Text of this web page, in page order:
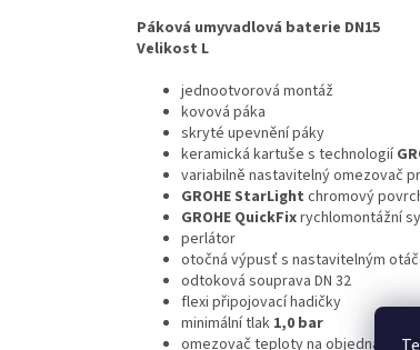
Páková umyvadlová baterie DN15
Velikost L
jednootvorová montáž
kovová páka
skryté upevnění páky
keramická kartuše s technologií
variabilně nastavitelný omezovač
GROHE StarLight chromový
GROHE QuickFixrychlomontážní
perlátor
otočná výpusť s nastavitelným
odtoková souprava DN 32
flexi připojovací hadičky
minimální tlak 1,0 bar
omezovač teploty na objednávku